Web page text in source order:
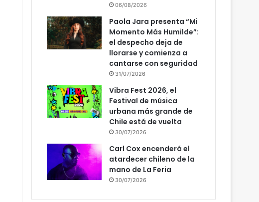
06/08/2026
Paola Jara presenta “Mi
Momento Más Humilde”:
el despecho deja de
llorarse y comienza a
cantarse con seguridad
31/07/2026
Vibra Fest 2026, el
Festival de música
urbana más grande de
Chile está de vuelta
30/07/2026
Carl Cox encenderá el
atardecer chileno de la
mano de La Feria
30/07/2026